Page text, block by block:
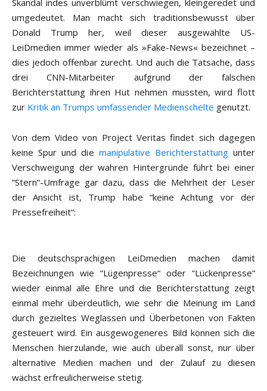
Skandal indes unverblümt verschwiegen, kleingeredet und
umgedeutet. Man machtsichtraditionsbewusst über
Donald Trump her, weil dieser ausgewählte US-
LeiDmedien immer wieder als »Fake-News« bezeichnet –
dies jedoch offenbar zurecht. Und auch die Tatsache, dass
drei CNN-Mitarbeiter aufgrund der falschen
Berichterstattung ihren Hut nehmen mussten, wird flott
zur Kritik an Trumps umfassender Medienschelte genutzt.
Von dem Video von Project Veritas findet sich dagegen
keine Spur und die manipulative Berichterstattungunter
Verschweigung der wahren Hintergründe führt bei einer
“Stern“-Umfrage gar dazu, dass die Mehrheit der Leser
der Ansicht ist, Trump habe “keine Achtung vor der
Pressefreiheit“:
Die deutschsprachigen LeiDmedien machen damit
Bezeichnungen wie “Lügenpresse“ oder “Lückenpresse“
wieder einmal alle Ehre und die Berichterstattung zeigt
einmal mehr überdeutlich, wie sehr die Meinung im Land
durch gezieltes Weglassen und Überbetonen von Fakten
gesteuert wird. Ein ausgewogeneres Bild können sich die
Menschen hierzulande, wie auch überall sonst, nur über
alternative Medien machen und der Zulauf zu diesen
wächst erfreulicherweise stetig.